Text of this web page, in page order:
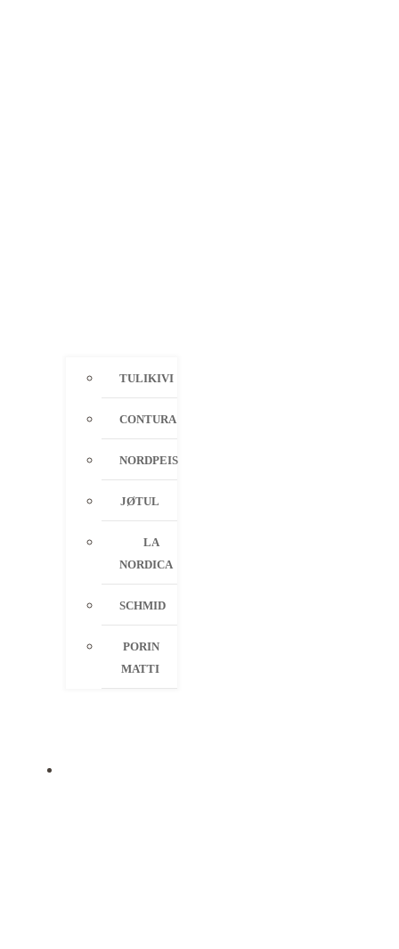
TULIKIVI
CONTURA
NORDPEIS
JØTUL
LA
NORDICA
SCHMID
PORIN
MATTI